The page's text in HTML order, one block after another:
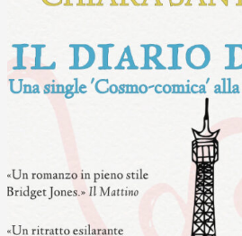
una
imperdibile